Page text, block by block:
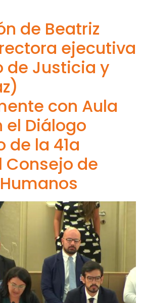
de Beatriz
ejecutiva
de Justicia y
con Aula
el Diálogo
de la 41a
Consejo de